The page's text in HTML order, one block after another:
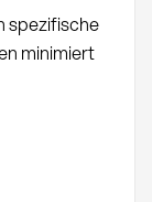
spezifische
minimiert